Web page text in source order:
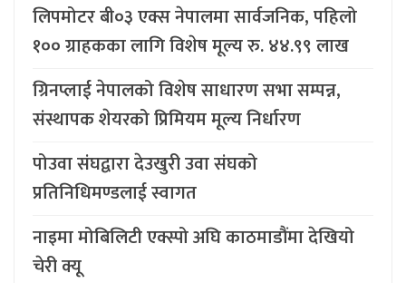
लिपमोटर बी०३ एक्स नेपालमा सार्वजनिक, पहिलो
१०० ग्राहकका लागि विशेष मूल्य रु. ४४.९९ लाख
ग्रिनप्लाई नेपालको विशेष साधारण सभा सम्पन्न,
संस्थापक शेयरको प्रिमियम मूल्य निर्धारण
पोउवा संघद्वारा देउखुरी उवा संघको
प्रतिनिधिमण्डलाई स्वागत
नाइमा मोबिलिटी एक्स्पो अघि काठमाडौंमा देखियो
चेरी क्यू